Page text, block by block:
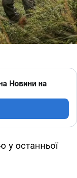
Новини на
у останньої